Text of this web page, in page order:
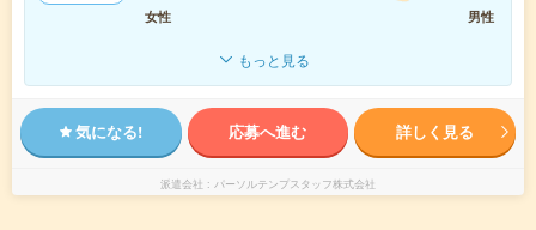
女性
男性
もっと見る
気になる! 応募へ進む 詳しく見る
派遣会社 パーソルテンプスタッフ株式会社